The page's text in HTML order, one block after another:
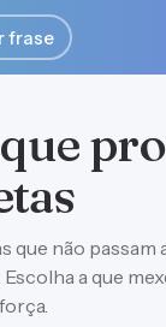
frase
que não passam
a que